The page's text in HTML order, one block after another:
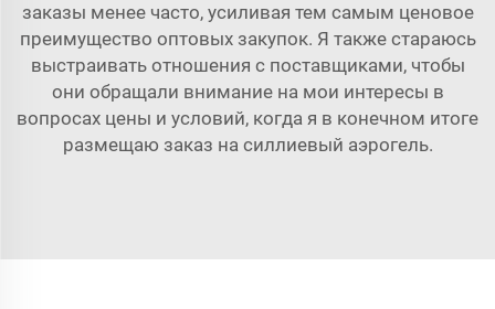
заказы менее часто, усиливая тем самым ценовое
преимущество оптовых закупок. Я также стараюсь
выстраивать отношения с поставщиками, чтобы
они обращали внимание на мои интересы в
вопросах цены и условий, когда я в конечном итоге
размещаю заказ на силлиевый аэрогель.